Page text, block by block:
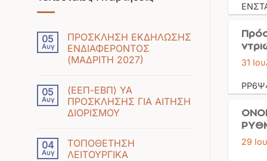
05
Αυγ
ΠΡΟΣΚΛΗΣΗ ΕΚΔΗΛΩΣΗΣ
ΕΝΔΙΑΦΕΡΟΝΤΟΣ
(ΜΑΔΡΙΤΗ 2027)
υπάρχουν
σχόλια
στο
ΠΡΟΣΚΛΗΣΗ
ΕΝΔΙΑΦΕΡΟΝΤΟΣ
(ΜΑΔΡΙΤΗ
05
Αυγ
(ΕΕΠ-ΕΒΠ) ΥΑ
ΠΡΟΣΚΛΗΣΗΣ ΓΙΑ ΑΙΤΗΣΗ
ΔΙΟΡΙΣΜΟΥ
υπάρχουν
σχόλια
04
Αυγ
ΤΟΠΟΘΕΤΗΣΗ
ΛΕΙΤΟΥΡΓΙΚΑ
31
29